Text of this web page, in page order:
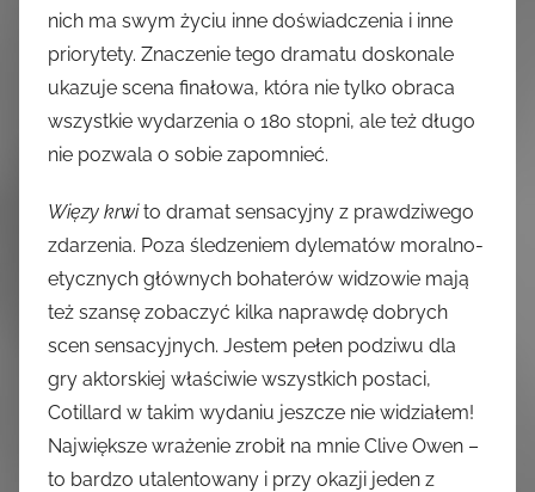
nich ma swym życiu inne doświadczenia i inne
priorytety. Znaczenie tego dramatu doskonale
ukazuje scena finałowa, która nie tylko obraca
wszystkie wydarzenia o 180 stopni, ale też długo
nie pozwala o sobie zapomnieć.
Więzy krwito dramat sensacyjny z prawdziwego
zdarzenia. Poza śledzeniem dylematów moralno-
etycznych głównych bohaterów widzowie mają
też szansę zobaczyć kilka naprawdę dobrych
scen sensacyjnych. Jestem pełen podziwu dla
gry aktorskiej właściwie wszystkich postaci,
Cotillard w takim wydaniu jeszcze nie widziałem!
Największe wrażenie zrobił na mnie Clive Owen –
to bardzo utalentowany i przy okazji jeden z